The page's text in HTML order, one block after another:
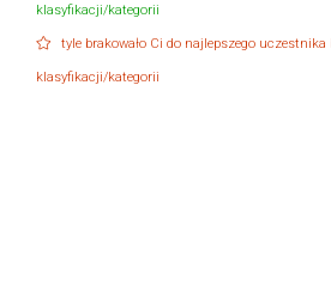
klasyfikacji/kategorii
tyle brakowało Ci do najlepszego uczestnika
klasyfikacji/kategorii